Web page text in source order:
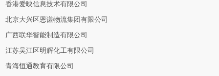
香港爱映信息技术有限公司
北京大兴区恩谦物流集团有限公司
广西联华智能制造有限公司
江苏吴江区明辉化工有限公司
青海恒通教育有限公司